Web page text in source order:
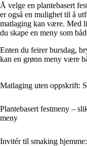
Å velge en plantebasert
er også en mulighet til å
matlaging kan være. Med
du skape en meny som
Enten du feirer bursdag,
kan en grønn meny være
Matlaging uten oppskrift:
Plantebasert festmeny –
meny
Invitér til smaking